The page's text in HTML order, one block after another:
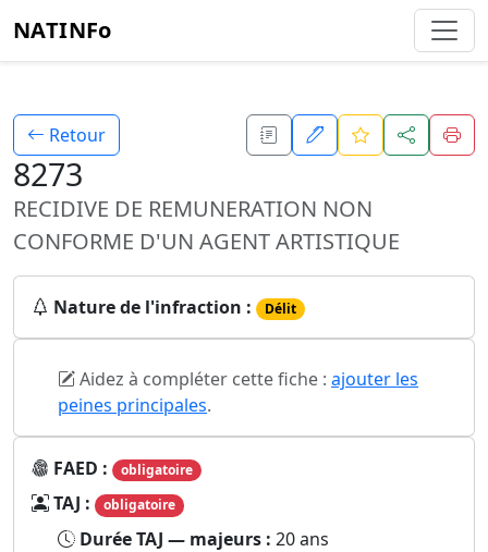
NATINFo
Retour
8273
RECIDIVE DE REMUNERATION NON
CONFORME D'UN AGENT ARTISTIQUE
Nature de l'infraction : Délit
Aidez à compléter cette fiche : ajouter les
peines principales.
FAED : obligatoire
TAJ : obligatoire
Durée TAJ — majeurs : 20 ans